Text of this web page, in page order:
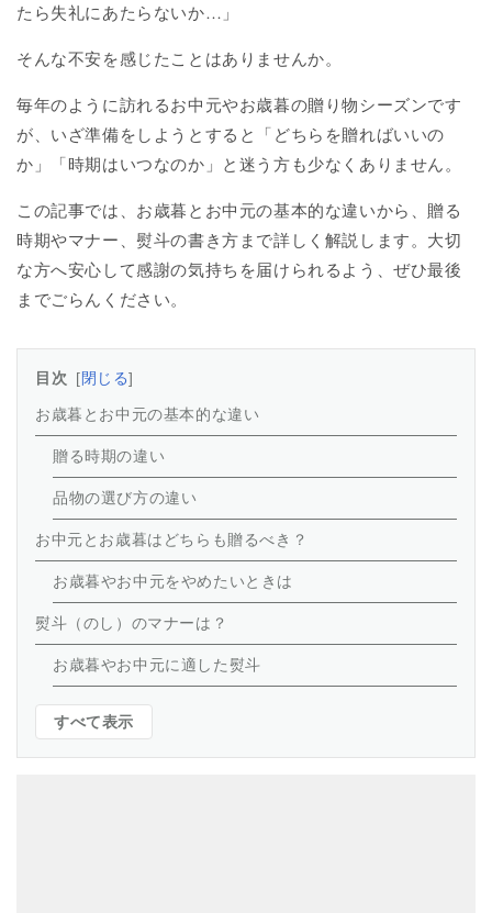
たら失礼にあたらないか…」
そんな不安を感じたことはありませんか。
毎年のように訪れるお中元やお歳暮の贈り物シーズンです
が、いざ準備をしようとすると「どちらを贈ればいいの
か」「時期はいつなのか」と迷う方も少なくありません。
この記事では、お歳暮とお中元の基本的な違いから、贈る
時期やマナー、熨斗の書き方まで詳しく解説します。大切
な方へ安心して感謝の気持ちを届けられるよう、ぜひ最後
までごらんください。
目次 閉じる
お歳暮とお中元の基本的な違い
贈る時期の違い
品物の選び方の違い
お中元とお歳暮はどちらも贈るべき？
お歳暮やお中元をやめたいときは
熨斗（のし）のマナーは？
お歳暮やお中元に適した熨斗
すべて表示